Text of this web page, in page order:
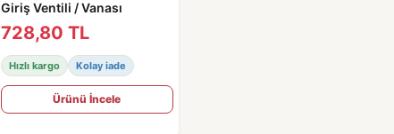
Giriş Ventili / Vanası
728,80 TL
Hızlı kargo Kolay iade
Ürünü İncele